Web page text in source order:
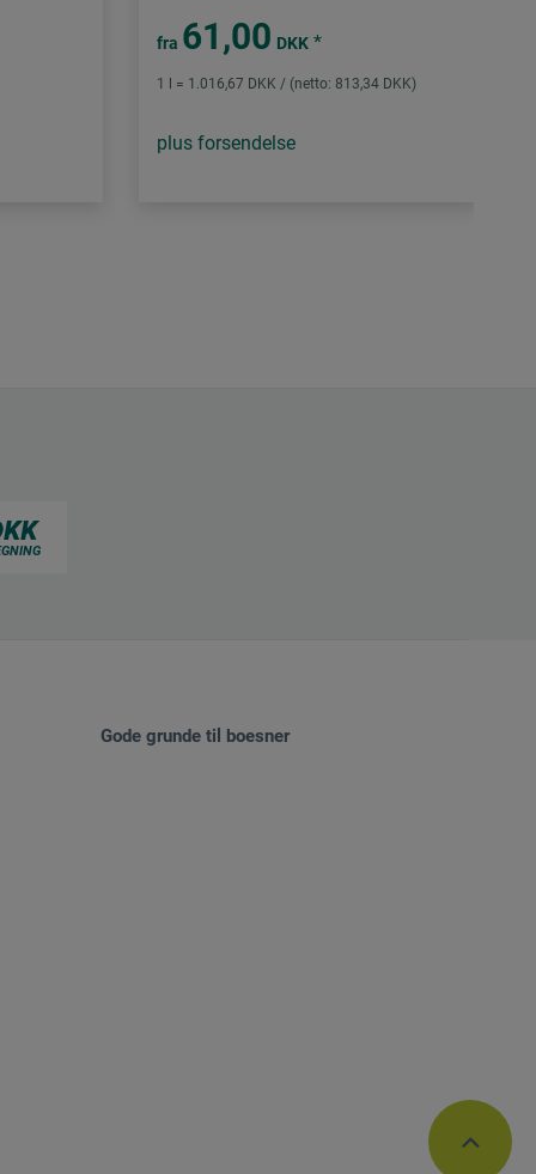
fra 61,00 DKK *
1 l = 1.016,67 DKK / (netto: 813,34 DKK)
plus forsendelse
Gode grunde til boesner